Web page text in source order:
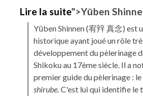
Lire la suite">Yūben
Yūben Shinnen(宥辡 真念) est
historique ayant joué un rôle
développement du pèlerinage
Shikokuau 17ème siècle. Il a
premier guide du pèlerinage : le
shirube.C'est lui qui identifie le